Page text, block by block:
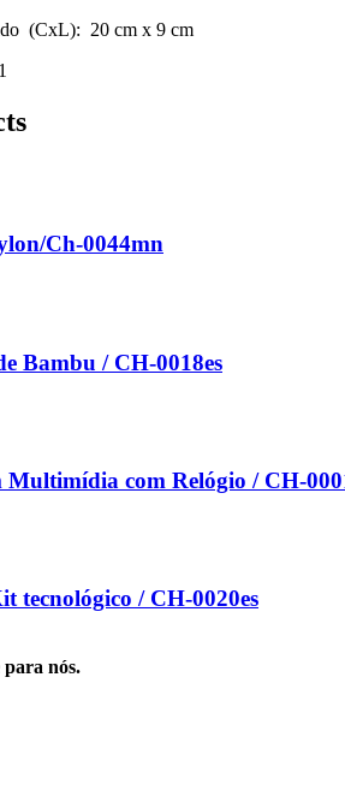
(CxL): 20 cm x 9 cm
Ch-0044mn
Bambu / CH-0018es
Multimídia com Relógio / CH-
tecnológico / CH-0020es
nós.